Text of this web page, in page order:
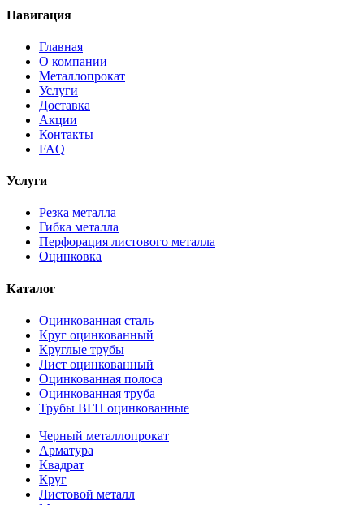
Навигация
Главная
О компании
Металлопрокат
Услуги
Доставка
Акции
Контакты
FAQ
Услуги
Резка металла
Гибка металла
Перфорация листового металла
Оцинковка
Каталог
Оцинкованная сталь
Круг оцинкованный
Круглые трубы
Лист оцинкованный
Оцинкованная полоса
Оцинкованная труба
Трубы ВГП оцинкованные
Черный металлопрокат
Арматура
Квадрат
Круг
Листовой металл